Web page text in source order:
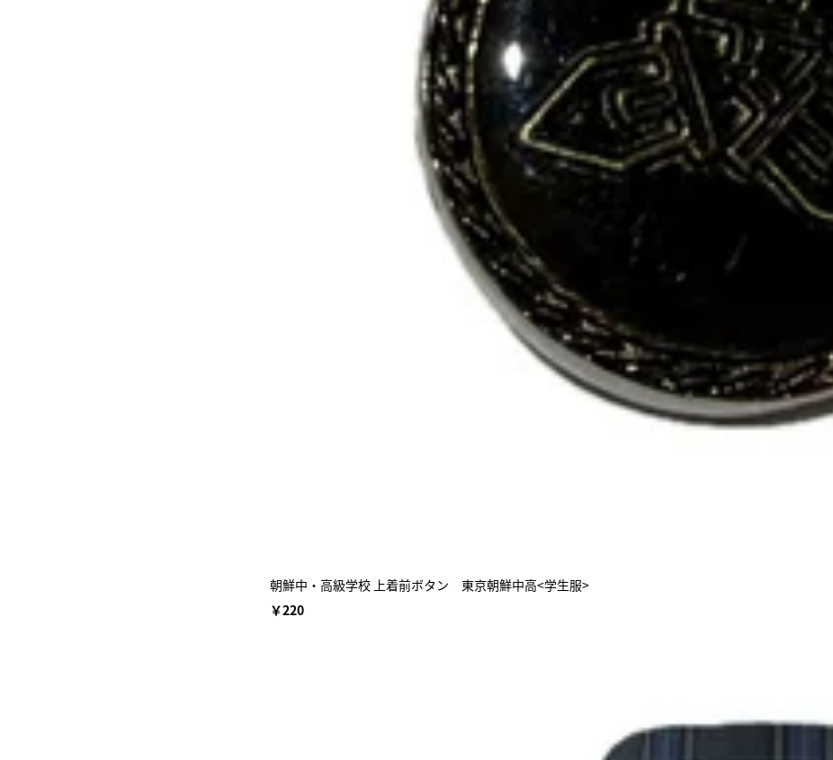
朝鮮中・高級学校 上着前ボタン 東京朝鮮中高<学生服>
￥220